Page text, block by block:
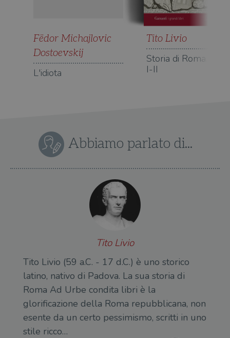
Fëdor Michajlovic
Dostoevskij
L'idiota
Tito Livio
Storia di Roma. Libri
I-II
Abbiamo parlato di...
Tito Livio
Tito Livio (59 a.C. - 17 d.C.) è uno storico
latino, nativo di Padova. La sua storia di
Roma Ad Urbe condita libri è la
glorificazione della Roma repubblicana, non
esente da un certo pessimismo, scritti in uno
stile ricco…